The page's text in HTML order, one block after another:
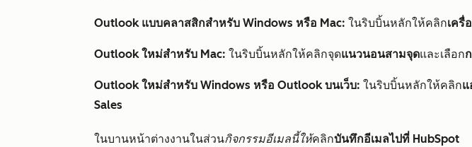
Outlook แบบคลาสสิกสำหรับ Windows หรือ Mac: ในริบบิ้นหลักให้คลิกเครื่
Outlook ใหม่สำหรับ Mac: ในริบบิ้นหลักให้คลิกจุดแนวนอนสามจุดและเลือก
Outlook ใหม่สำหรับ Windows หรือ Outlook บนเว็บ: ในริบบิ้นหลักให้คลิกแ
Sales
ในบานหน้าต่างงานในส่วนกิจกรรมอีเมลนี้ให้คลิกบันทึกอีเมลไปที่ HubSpot